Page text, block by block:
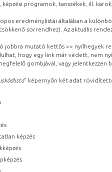
programok, tanszékek, ill.
eredménylistái általában a
sorrendhez). Az aktuális
jobbra mutató kettős >> nyílhegyek
hogy egy link már védett, nem
gombjával, vagy
” képernyőn két adat
képzés